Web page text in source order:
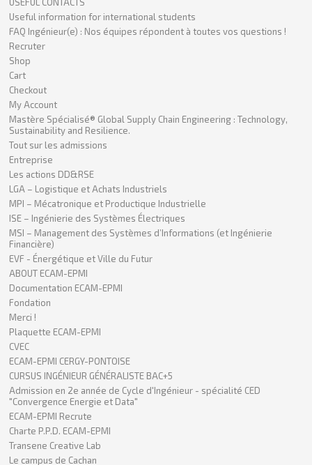
Useful information for international students
FAQ Ingénieur(e) : Nos équipes répondent à toutes vos questions !
Recruter
Shop
Cart
Checkout
My Account
Mastère Spécialisé® Global Supply Chain Engineering : Technology,
Sustainability and Resilience.
Tout sur les admissions
Entreprise
Les actions DD&RSE
LGA – Logistique et Achats Industriels
MPI – Mécatronique et Productique Industrielle
ISE – Ingénierie des Systèmes Électriques
MSI – Management des Systèmes d’Informations (et Ingénierie
Financière)
EVF - Énergétique et Ville du Futur
ABOUT ECAM-EPMI
Documentation ECAM-EPMI
Fondation
Merci !
Plaquette ECAM-EPMI
CVEC
ECAM-EPMI CERGY-PONTOISE
CURSUS INGÉNIEUR GÉNÉRALISTE BAC+5
Admission en 2e année de Cycle d'Ingénieur - spécialité CED
"Convergence Energie et Data"
ECAM-EPMI Recrute
Charte P.P.D. ECAM-EPMI
Transene Creative Lab
Le campus de Cachan